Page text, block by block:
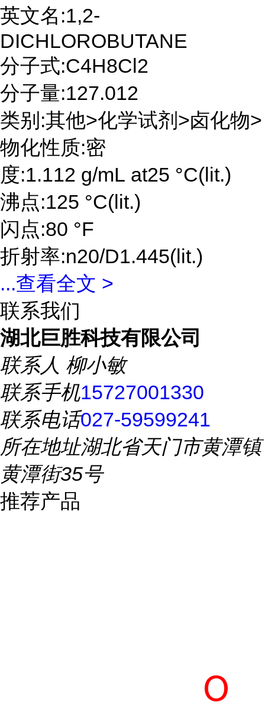
英文名:1,2-
DICHLOROBUTANE
分子式:C4H8Cl2
分子量:127.012
类别:其他>化学试剂>卤化物>
物化性质:密
度:1.112 g/mL at25 °C(lit.)
沸点:125 °C(lit.)
闪点:80 °F
折射率:n20/D1.445(lit.)
...查看全文 >
联系我们
湖北巨胜科技有限公司
联系人 柳小敏
联系手机15727001330
联系电话027-59599241
所在地址湖北省天门市黄潭镇
黄潭街35号
推荐产品